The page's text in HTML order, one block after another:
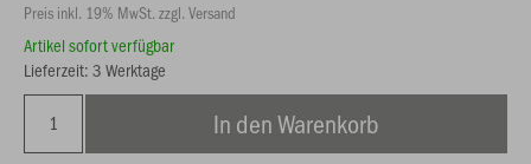
Preis inkl. 19% MwSt. zzgl. Versand
Artikel sofort verfügbar
Lieferzeit: 3 Werktage
In den Warenkorb